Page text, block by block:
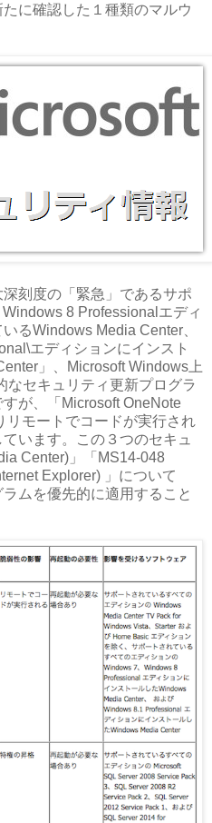
に確認した１種類のマルウ
刻度の「緊急」であるサポ
8 Professionalエディ
るWindows Media Center、
エディションにインスト
」、Microsoft Windows上
なセキュリティ更新プログラ
が、「Microsoft OneNote
リモートでコードが実行され
います。この３つのセキュ
Center)」「MS14-048
Explorer) 」について
ムを優先的に適用すること